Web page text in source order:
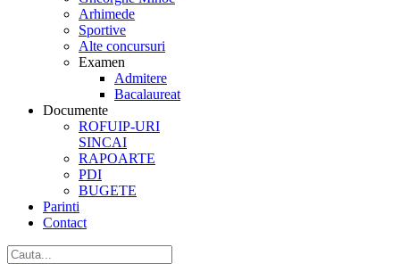
Arhimede
Sportive
Alte concursuri
Examen
Admitere
Bacalaureat
Documente
ROFUIP-URI
SINCAI
RAPOARTE
PDI
BUGETE
Parinti
Contact